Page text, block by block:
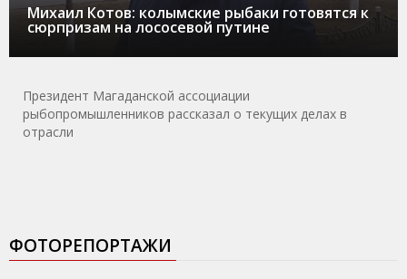
Михаил Котов: колымские рыбаки готовятся к
сюрпризам на лососевой путине
Президент Магаданской ассоциации
рыбопромышленников рассказал о текущих делах в
отрасли
ФОТОРЕПОРТАЖИ